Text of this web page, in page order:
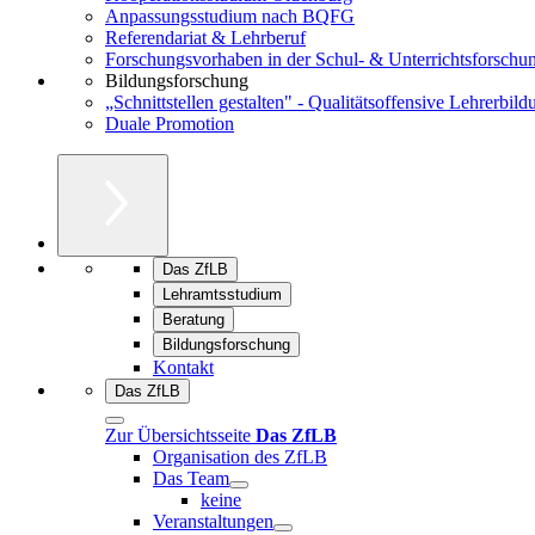
Anpassungsstudium nach BQFG
Referendariat & Lehrberuf
Forschungsvorhaben in der Schul- &
Bildungsforschung
„Schnittstellen gestalten" - Qualitätsoffensive
Duale Promotion
Das ZfLB
Lehramtsstudium
Beratung
Bildungsforschung
Kontakt
Das ZfLB
Zur Übersichtsseite Das ZfLB
Organisation des ZfLB
Das Team
keine
Veranstaltungen